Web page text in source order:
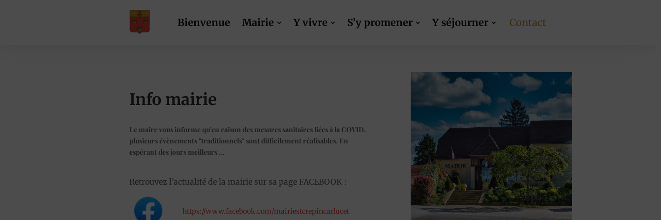
Bienvenue Mairie Y vivre S’y promener Y séjourner Contact
Info mairie
Le maire vous informe qu'en raison des mesures sanitaires liées à la COVID,
plusieurs évènements "traditionnels" sont difficilement réalisables. En
espérant des jours meilleurs ...
Retrouvez l’actualité de la mairie sur sa page FACEBOOK :
https://www.facebook.com/mairiestcrepincarlucet